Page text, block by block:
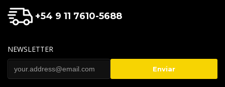
+54 9 11 7610-5688
NEWSLETTER